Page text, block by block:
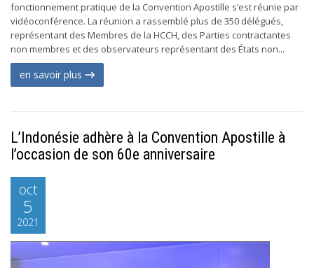
fonctionnement pratique de la Convention Apostille s’est réunie par
vidéoconférence. La réunion a rassemblé plus de 350 délégués,
représentant des Membres de la HCCH, des Parties contractantes
non membres et des observateurs représentant des États non...
en savoir plus
L’Indonésie adhère à la Convention Apostille à
l’occasion de son 60e anniversaire
oct
5
2021